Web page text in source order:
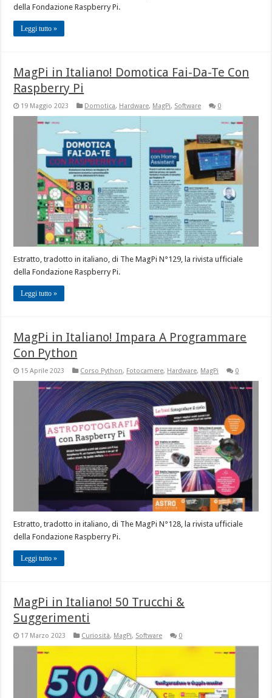
della Fondazione Raspberry Pi.
Leggi tutto »
MagPi in Italiano! Domotica Fai-Da-Te Con
Raspberry Pi
19 Maggio 2023 Domotica, Hardware, MagPi, Software 0
Estratto, tradotto in italiano, di The MagPi N°129, la rivista ufficiale
della Fondazione Raspberry Pi.
Leggi tutto »
MagPi in Italiano! Impara A Programmare
Con Python
15 Aprile 2023 Corso Python, Fotocamere, Hardware, MagPi 0
Estratto, tradotto in italiano, di The MagPi N°128, la rivista ufficiale
della Fondazione Raspberry Pi.
Leggi tutto »
MagPi in Italiano! 50 Trucchi &
Suggerimenti
17 Marzo 2023 Curiosità, MagPi, Software 0